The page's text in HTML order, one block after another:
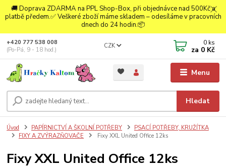
🚚 Doprava ZDARMA na PPL Shop-Box, při objednávce nad 500Kč a
platbě předem.✅ Veškeré zboží máme skladem – odesíláme v pracovních
dnech do 24 hodin.📦
Menu
CZK
Hledat
+420 777 538 008
(Po-Pá, 9 - 18 hod.)
0 ks
za 0 Kč
Úvod PAPÍRNICTVÍ A ŠKOLNÍ POTŘEBY
PSACÍ POTŘEBY, KRUŽÍTKA
FIXY A ZVÝRAZŇOVAČE
Fixy XXL United Office 12ks
Fixy XXL United Office 12ks